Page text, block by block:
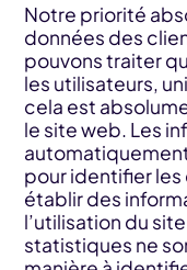
Notre priorité
données des
pouvons traiter
les utilisateurs,
cela est
le site web. Les
pour identifier les
établir des
l’utilisation du
statistiques ne